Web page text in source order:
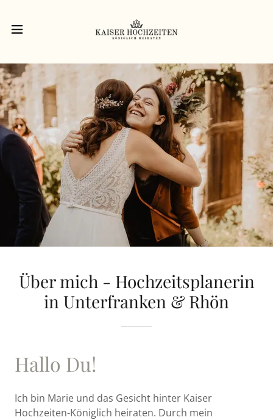
Über mich - Hochzeitsplanerin
in Unterfranken & Rhön
Hallo Du!
Ich bin Marie und das Gesicht hinter Kaiser
Hochzeiten-Königlich heiraten. Durch mein